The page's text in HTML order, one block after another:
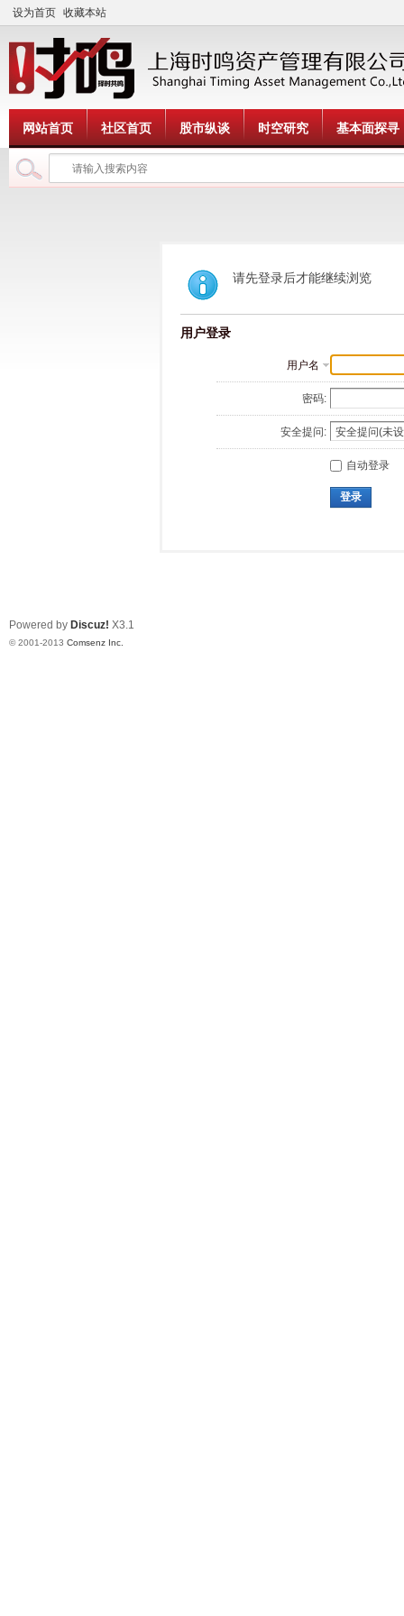
设为首页 收藏本站
网站首页 社区首页 股市纵谈 时空研究 基本面探寻
请先登录后才能继续浏览
用户登录
用户名
密码:
安全提问:
自动登录
登录
Powered by Discuz! X3.1
© 2001-2013 Comsenz Inc.